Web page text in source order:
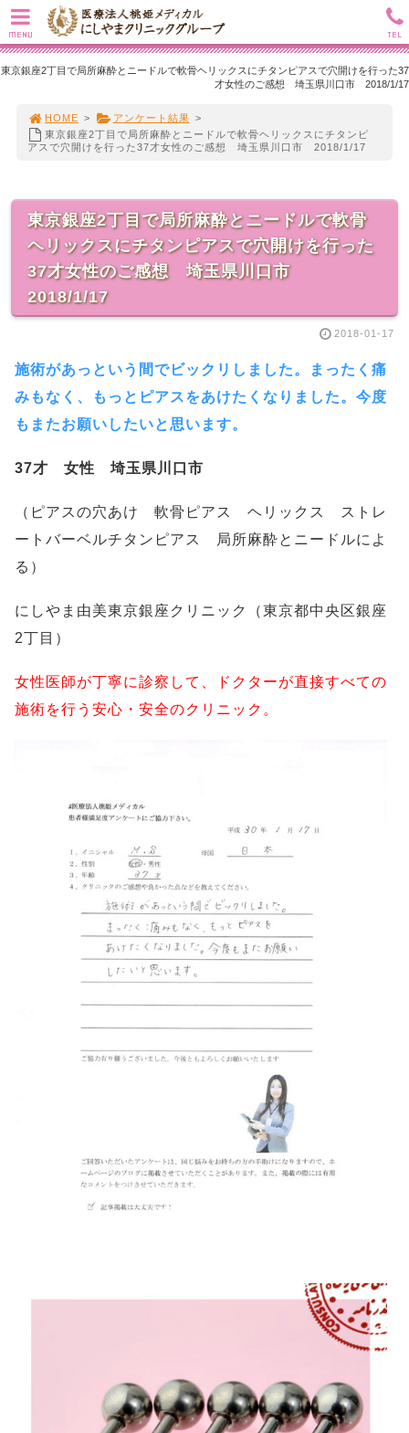
東京銀座2丁目で局所麻酔とニードルで軟骨ヘリックスにチタンピアスで穴開けを行った37
才女性のご感想 埼玉県川口市 2018/1/17
HOME > アンケート結果 >
東京銀座2丁目で局所麻酔とニードルで軟骨ヘリックスにチタンピ
アスで穴開けを行った37才女性のご感想 埼玉県川口市 2018/1/17
東京銀座2丁目で局所麻酔とニードルで軟骨
ヘリックスにチタンピアスで穴開けを行った
37才女性のご感想 埼玉県川口市
2018/1/17
2018-01-17
施術があっという間でビックリしました。まったく痛
みもなく、もっとピアスをあけたくなりました。今度
もまたお願いしたいと思います。
37才 女性 埼玉県川口市
（ピアスの穴あけ 軟骨ピアス ヘリックス ストレ
ートバーベルチタンピアス 局所麻酔とニードルによ
る）
にしやま由美東京銀座クリニック（東京都中央区銀座
2丁目）
女性医師が丁寧に診察して、ドクターが直接すべての
施術を行う安心・安全のクリニック。
MENU TEL